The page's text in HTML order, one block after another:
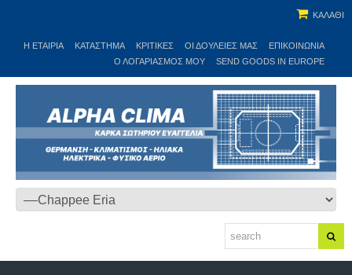
ΚΑΛΑΘΙ
Η ΕΤΑΙΡΊΑ ΚΑΤΆΣΤΗΜΑ ΚΡΙΤΙΚΕΣ ΟΙ ΔΟΥΛΕΙΈΣ ΜΑΣ
ΕΠΙΚΟΙΝΩΝΊΑ
Ο ΛΟΓΑΡΙΑΣΜΌΣ ΜΟΥ
SEND GOODS IN EUROPE